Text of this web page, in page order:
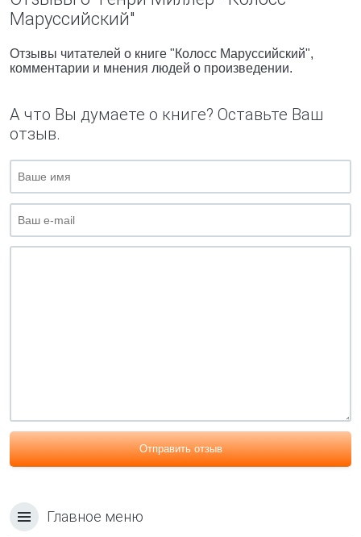
Маруссийский"
Отзывы читателей о книге "Колосс Маруссийский",
комментарии и мнения людей о произведении.
А что Вы думаете о книге? Оставьте Ваш
отзыв.
Отправить отзыв
Главное меню